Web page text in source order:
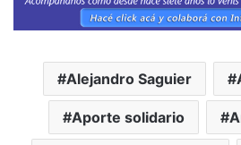
Alejandro Saguier
Aporte solidario